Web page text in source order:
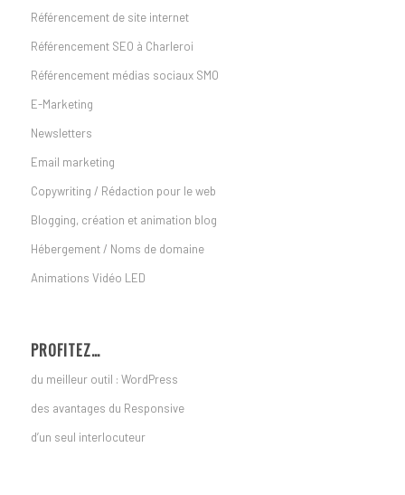
Référencement de site internet
Référencement SEO à Charleroi
Référencement médias sociaux SMO
E-Marketing
Newsletters
Email marketing
Copywriting / Rédaction pour le web
Blogging, création et animation blog
Hébergement / Noms de domaine
Animations Vidéo LED
PROFITEZ…
du meilleur outil : WordPress
des avantages du Responsive
d’un seul interlocuteur